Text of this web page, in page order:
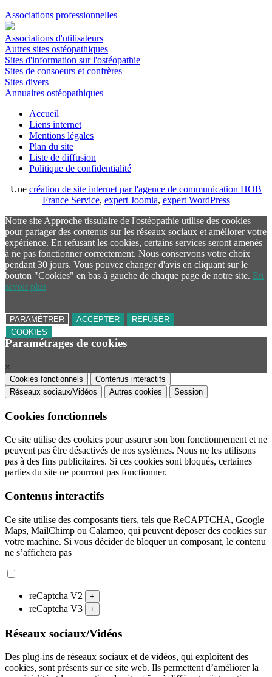
Associations professionnelles
Associations d'utilisateurs
Autres sites ostéopathiques
Sites d'information sur l'ostéopathie
Sites de consoeurs et confrères
Sites divers
Annuaires ostéopathiques
Accueil
Liens internet
Mentions légales
Plan du site
Liste de diffusion
Politique de confidentialité
Une création de site internet par l'agence de communication HOB
France Service, expert Joomla, expert WordPress
Notre site Approche tissulaire de l'ostéopathie utilise des cookies
pour partager des contenus sur les réseaux sociaux et améliorer votre
expérience. En refusant les cookies, certains services seront amenés
à ne pas fonctionner correctement. Nous conservons votre choix
pendant 30 jours. Vous pouvez changer d'avis en cliquant sur le
bouton "Cookies" en bas à gauche de chaque page de notre site. En
savoir plus
PARAMÉTRER ACCEPTER
REFUSER
COOKIES
Paramétrages de cookies
×
Cookies fonctionnels
Contenus interactifs
Réseaux sociaux/Vidéos
Autres cookies Session
Cookies fonctionnels
Ce site utilise des cookies pour assurer son bon fonctionnement et ne
peuvent pas être désactivés de nos systèmes. Nous ne les utilisons
pas à des fins publicitaires. Si ces cookies sont bloqués, certaines
parties du site ne pourront pas fonctionner.
Contenus interactifs
Ce site utilise des composants tiers, tels que ReCAPTCHA, Google
Maps, MailChimp ou Calameo, qui peuvent déposer des cookies sur
votre machine. Si vous décider de bloquer un composant, le contenu
ne s’affichera pas
reCaptcha V2 +
reCaptcha V3 +
Réseaux sociaux/Vidéos
Des plug-ins de réseaux sociaux et de vidéos, qui exploitent des
cookies, sont présents sur ce site web. Ils permettent d’améliorer la